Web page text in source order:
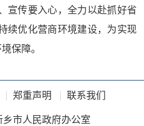
宣传要入心，全力以赴抓好省
续优化营商环境建设，为实现
保障。
郑重声明 联系我们
乡市人民政府办公室